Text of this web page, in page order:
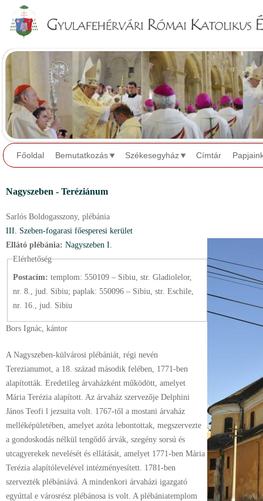
Főoldal Bemutatkozás Székesegyház Címtár
Nagyszeben - Teréziánum
Sarlós Boldogasszony, plébánia
III. Szeben-fogarasi főesperesi kerület
Ellátó plébánia: Nagyszeben I.
Elérhetőség
Postacím: templom: 550109 – Sibiu, str. Gladiolelor,
nr. 8., jud. Sibiu; paplak: 550096 – Sibiu, str. Eschile,
nr. 16., jud. Sibiu
Bors Ignác, kántor
A Nagyszeben-külvárosi plébániát, régi nevén
Terezianumot, a 18. század második felében, 1771-ben
alapították. Eredetileg árvaházként működött, amelyet
Mária Terézia alapított. Az árvaház szervezője Delphini
János Teofi l jezsuita volt. 1767-től a mostani árvaház
melléképületében, amelyet azóta lebontottak, megszervezte
a gondoskodás nélkül tengődő árvák, szegény sorsú és
utcagyerekek nevelését és ellátását, amelyet 1771-ben Mária
Terézia alapítólevelével intézményesített. 1781-ben
szervezték plébániává. A mindenkori árvaházi igazgató
egyúttal e városrész plébánosa is volt. A plébániatemplom